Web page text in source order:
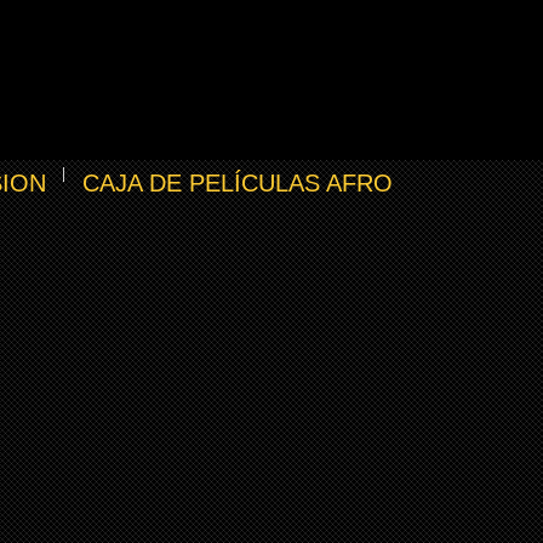
CAJA DE PELÍCULAS AFRO